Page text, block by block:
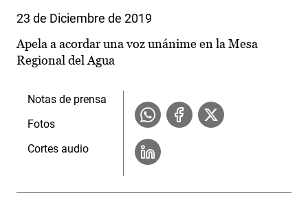
23 de Diciembre de 2019
Apela a acordar una voz unánime en la Mesa
Regional del Agua
Notas de prensa
Fotos
Cortes audio